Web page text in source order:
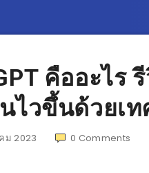
คืออะไร
ไวขึ้นด้วยเท
ม 2023 0 Comments